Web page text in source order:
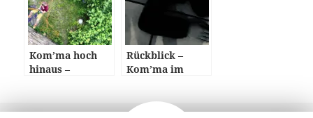
Kom’ma hoch
hinaus –
Haldyturm über
Rückblick –
Kom’ma im